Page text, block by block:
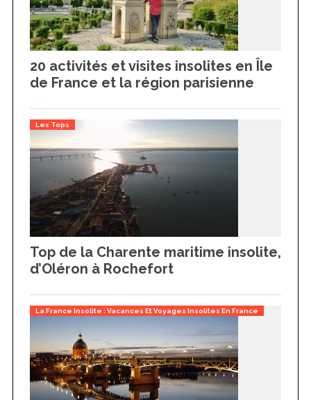
20 activités et visites insolites en Île
de France et la région parisienne
Les Tops
Top de la Charente maritime insolite,
d’Oléron à Rochefort
La France Insolite : Vacances Et Voyages Insolites En France